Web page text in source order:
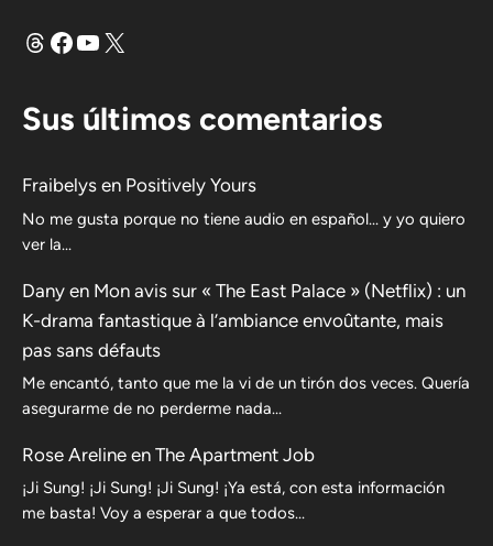
Hilos
Facebook
YouTube
X
Sus últimos comentarios
Fraibelys en Positively Yours
No me gusta porque no tiene audio en español... y yo quiero
ver la...
Dany en Mon avis sur « The East Palace » (Netflix) : un
K-drama fantastique à l’ambiance envoûtante, mais
pas sans défauts
Me encantó, tanto que me la vi de un tirón dos veces. Quería
asegurarme de no perderme nada…
Rose Areline en The Apartment Job
¡Ji Sung! ¡Ji Sung! ¡Ji Sung! ¡Ya está, con esta información
me basta! Voy a esperar a que todos…